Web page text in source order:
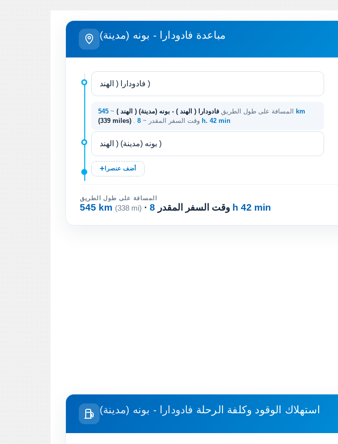
مباعدة فادودارا - بونه (مدينة)
المسافة على طول الطريق فادودارا ( الهند ) - بونه (مدينة) ( الهند ) ~
545 km
(339 miles)
. وقت السفر المقدر ~ 8 h. 42 min
أضف عنصرا
المسافة على طول الطريق
545 km (338 mi) · وقت السفر المقدر 8 h 42 min
استهلاك الوقود وكلفة الرحلة فادودارا - بونه (مدينة)